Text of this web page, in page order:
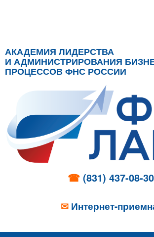
АКАДЕМИЯ ЛИДЕРСТВА
И АДМИНИСТРИРОВАНИЯ
ПРОЦЕССОВ ФНС РОССИИ
☎ (831) 437-08-30
✉ Интернет-